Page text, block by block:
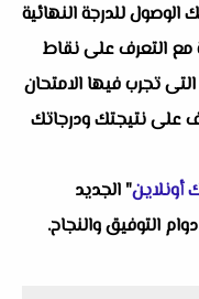
الوصول للدرجة النهائية
مع التعرف على نقاط
تجرب فيها الامتحان
على نتيجتك ودرجاتك
أونلاين" الجديد
التوفيق والنجاح.